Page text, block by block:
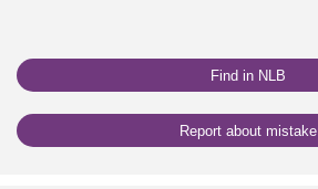
Find in NLB
Report about mistake